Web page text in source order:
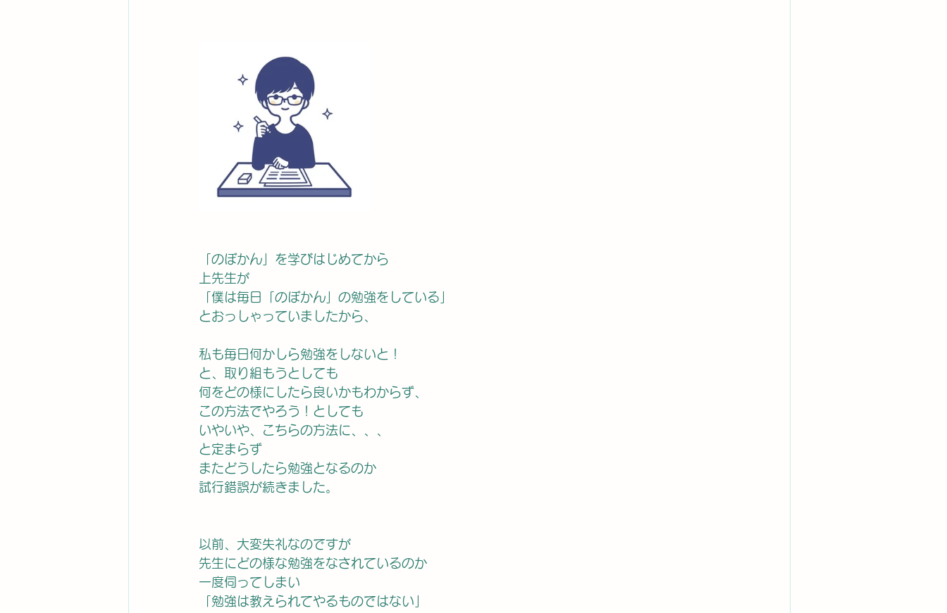
「のぼかん」を学びはじめてから
上先生が
「僕は毎日「のぼかん」の勉強をしている」
とおっしゃっていましたから、
私も毎日何かしら勉強をしないと！
と、取り組もうとしても
何をどの様にしたら良いかもわからず、
この方法でやろう！としても
いやいや、こちらの方法に、、、
と定まらず
またどうしたら勉強となるのか
試行錯誤が続きました。
以前、大変失礼なのですが
先生にどの様な勉強をなされているのか
一度伺ってしまい
「勉強は教えられてやるものではない」